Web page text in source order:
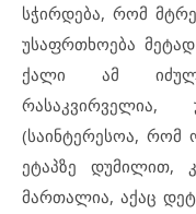
სჭირდება, რომ
უსაფრთხოება
ქალი ამ
(საინტერესოა, რომ
ეტაპზე დუმილით,
მართალია, აქაც